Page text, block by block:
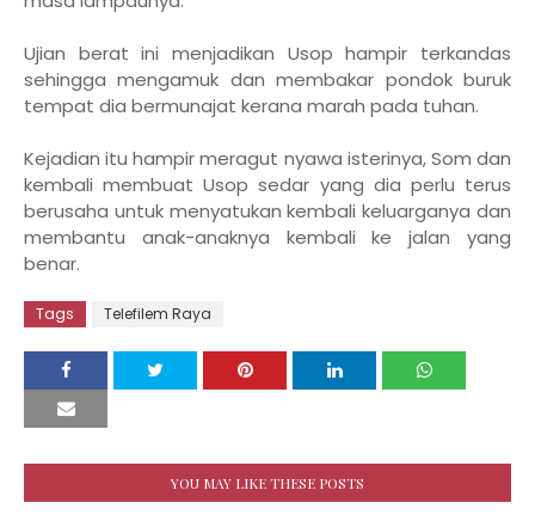
Ujian berat ini menjadikan Usop hampir terkandas
sehingga mengamuk dan membakar pondok buruk
tempat dia bermunajat kerana marah pada tuhan.
Kejadian itu hampir meragut nyawa isterinya, Som dan
kembali membuat Usop sedar yang dia perlu terus
berusaha untuk menyatukan kembali keluarganya dan
membantu anak-anaknya kembali ke jalan yang
benar.
Tags Telefilem Raya
YOU MAY LIKE THESE POSTS